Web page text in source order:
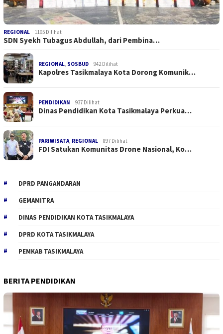
REGIONAL 1195 Dilihat
SDN Syekh Tubagus Abdullah, dari Pembina…
REGIONAL SOSBUD 942 Dilihat
Kapolres Tasikmalaya Kota Dorong Komunik…
PENDIDIKAN 937 Dilihat
Dinas Pendidikan Kota Tasikmalaya Perkua…
PARIWISATA REGIONAL 897 Dilihat
FDI Satukan Komunitas Drone Nasional, Ko…
DPRD PANGANDARAN
GEMAMITRA
DINAS PENDIDIKAN KOTA TASIKMALAYA
DPRD KOTA TASIKMALAYA
PEMKAB TASIKMALAYA
BERITA PENDIDIKAN